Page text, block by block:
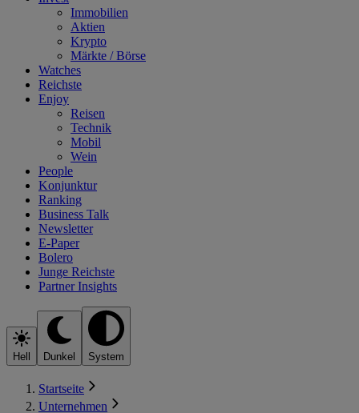
Immobilien
Aktien
Krypto
Märkte / Börse
Watches
Reichste
Enjoy
Reisen
Technik
Mobil
Wein
People
Konjunktur
Ranking
Business Talk
Newsletter
E-Paper
Bolero
Junge Reichste
Partner Insights
Hell Dunkel System
Startseite
Unternehmen